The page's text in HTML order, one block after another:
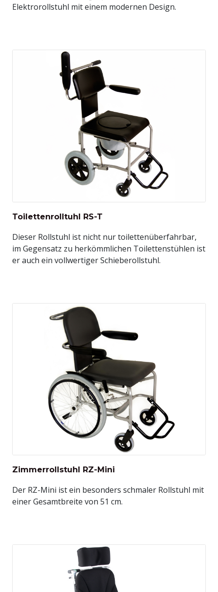
Elektrorollstuhl mit einem modernen Design.
Toilettenrolltuhl RS-T
Dieser Rollstuhl ist nicht nur toilettenüberfahrbar,
im Gegensatz zu herkömmlichen Toilettenstühlen ist
er auch ein vollwertiger Schieberollstuhl.
Zimmerrollstuhl RZ-Mini
Der RZ-Mini ist ein besonders schmaler Rollstuhl mit
einer Gesamtbreite von 51 cm.